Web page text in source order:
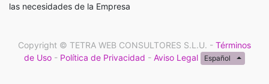
las necesidades de la Empresa
Copyright © TETRA WEB CONSULTORES S.L.U. - Términos
de Uso - Política de Privacidad -Aviso Legal Español